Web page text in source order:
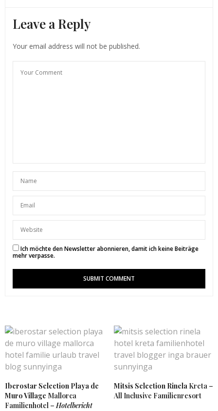
Leave a Reply
Your email address will not be published.
Ich möchte den Newsletter abonnieren, damit ich keine Beiträge
mehr verpasse.
Iberostar Selection Playa de
Muro Village Mallorca
Familienhotel –Hotelbericht
Mitsis Selection Rinela Kreta –
All Inclusive Familienresort